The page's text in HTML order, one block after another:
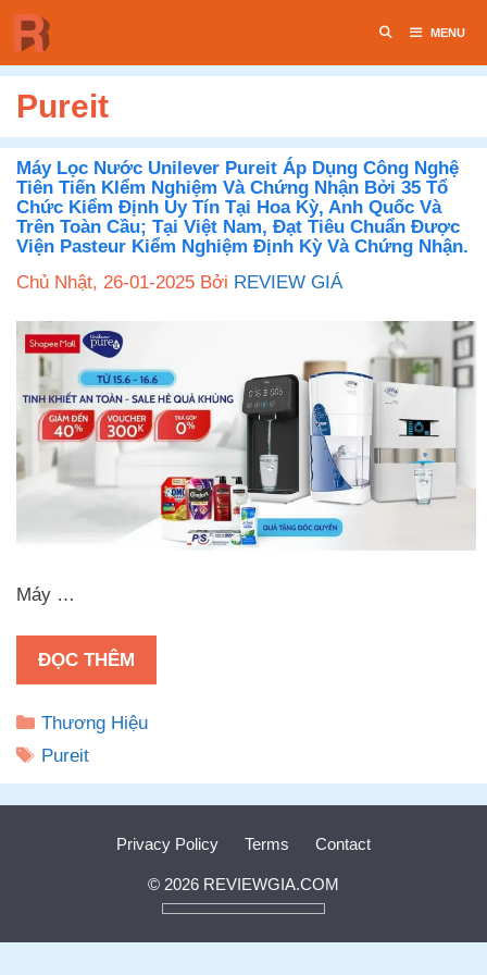
Chuyển
đến
nội
dung
MENU
Pureit
Máy Lọc Nước Unilever Pureit Áp Dụng Công Nghệ
Tiên Tiến KIểm Nghiệm Và Chứng Nhận Bởi 35 Tổ
Chức Kiểm Định Uy Tín Tại Hoa Kỳ, Anh Quốc Và
Trên Toàn Cầu; Tại Việt Nam, Đạt Tiêu Chuẩn Được
Viện Pasteur Kiểm Nghiệm Định Kỳ Và Chứng Nhận.
Chủ Nhật, 26-01-2025 Bởi REVIEW GIÁ
Máy …
ĐỌC THÊM
Danh
mục
Thương Hiệu
Thẻ
Pureit
Privacy Policy Terms Contact
© 2026 REVIEWGIA.COM